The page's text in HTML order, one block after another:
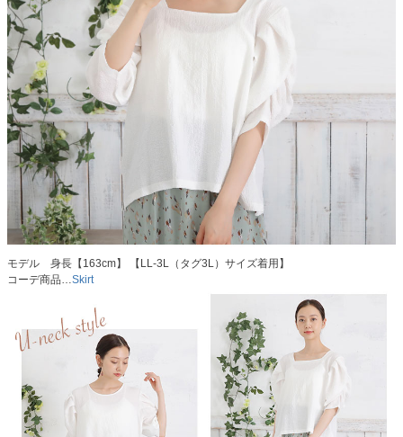
モデル 身長【163cm】 【LL-3L（タグ3L）サイズ着用】
コーデ商品… Skirt